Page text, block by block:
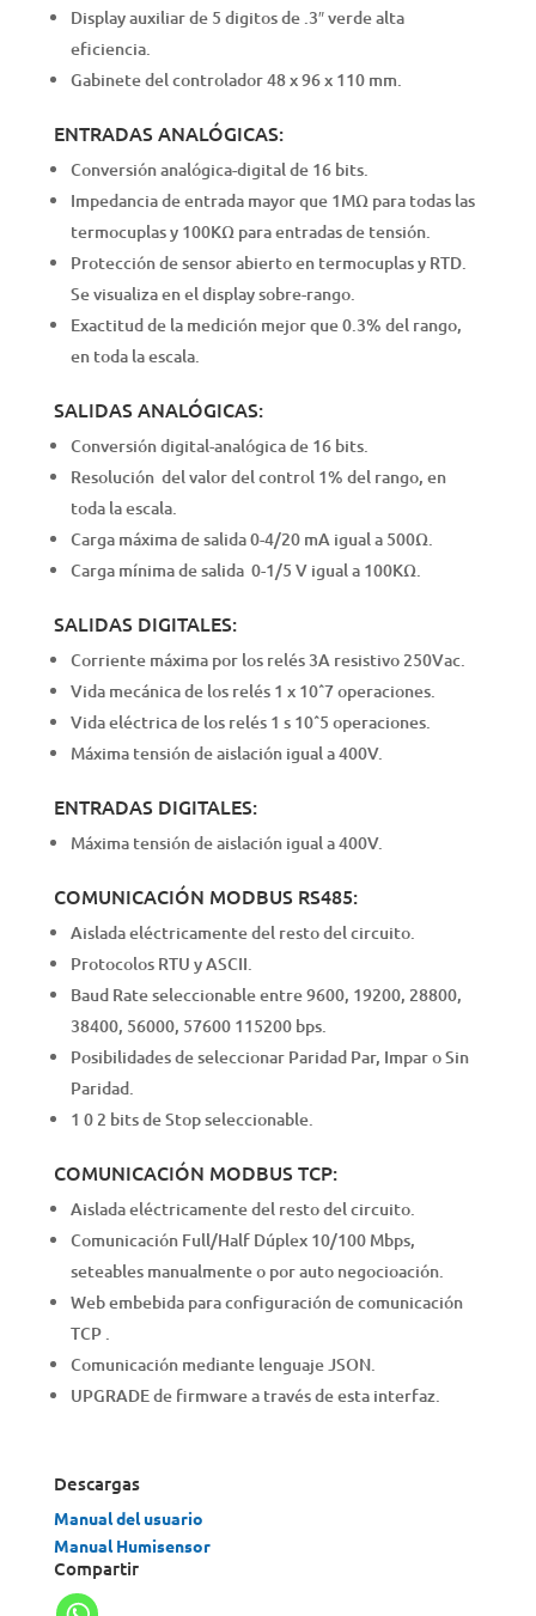
Display auxiliar de 5 digitos de .3″ verde alta
eficiencia.
Gabinete del controlador 48 x 96 x 110 mm.
ENTRADAS ANALÓGICAS:
Conversión analógica-digital de 16 bits.
Impedancia de entrada mayor que 1MΩ para todas las
termocuplas y 100KΩ para entradas de tensión.
Protección de sensor abierto en termocuplas y RTD.
Se visualiza en el display sobre-rango.
Exactitud de la medición mejor que 0.3% del rango,
en toda la escala.
SALIDAS ANALÓGICAS:
Conversión digital-analógica de 16 bits.
Resolución del valor del control 1% del rango, en
toda la escala.
Carga máxima de salida 0-4/20 mA igual a 500Ω.
Carga mínima de salida 0-1/5 V igual a 100KΩ.
SALIDAS DIGITALES:
Corriente máxima por los relés 3A resistivo 250Vac.
Vida mecánica de los relés 1 x 10ˆ7 operaciones.
Vida eléctrica de los relés 1 s 10ˆ5 operaciones.
Máxima tensión de aislación igual a 400V.
ENTRADAS DIGITALES:
Máxima tensión de aislación igual a 400V.
COMUNICACIÓN MODBUS RS485:
Aislada eléctricamente del resto del circuito.
Protocolos RTU y ASCII.
Baud Rate seleccionable entre 9600, 19200, 28800,
38400, 56000, 57600 115200 bps.
Posibilidades de seleccionar Paridad Par, Impar o Sin
Paridad.
1 0 2 bits de Stop seleccionable.
COMUNICACIÓN MODBUS TCP:
Aislada eléctricamente del resto del circuito.
Comunicación Full/Half Dúplex 10/100 Mbps,
seteables manualmente o por auto negocioación.
Web embebida para configuración de comunicación
TCP .
Comunicación mediante lenguaje JSON.
UPGRADE de firmware a través de esta interfaz.
Descargas
Manual del usuario
Manual Humisensor
Compartir